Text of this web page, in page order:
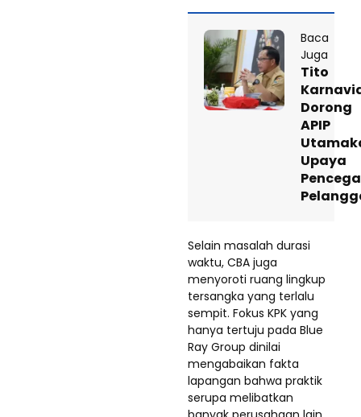
Baca
Juga
Tito
Dorong
APIP
Upaya
​Selain masalah durasi
waktu, CBA juga
menyoroti ruang lingkup
tersangka yang terlalu
sempit. Fokus KPK yang
hanya tertuju pada Blue
Ray Group dinilai
mengabaikan fakta
lapangan bahwa praktik
serupa melibatkan